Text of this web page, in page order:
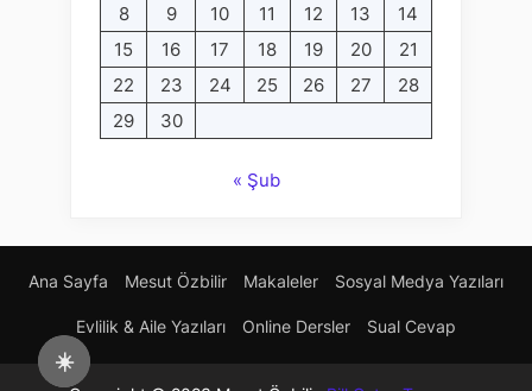
☀️
8
9 10 11 12 13
14
15
16 17 18 19 20
21
22
23 24 25 26 27
28
29
30
« Şub
Ana Sayfa Mesut Özbilir Makaleler Sosyal Medya Yazıları
Evlilik & Aile Yazıları Online Dersler Sual Cevap